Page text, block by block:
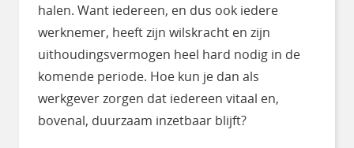
halen. Want iedereen, en dus ook iedere
werknemer, heeft zijn wilskracht en zijn
uithoudingsvermogen heel hard nodig in de
komende periode. Hoe kun je dan als
werkgever zorgen dat iedereen vitaal en,
bovenal, duurzaam inzetbaar blijft?